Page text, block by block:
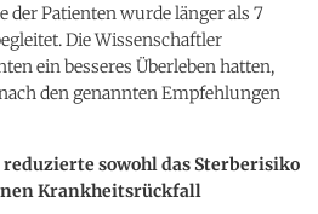
der Patienten wurde länger als 7
Die Wissenschaftler
ein besseres Überleben hatten,
den genannten Empfehlungen
sowohl das Sterberisiko
Krankheitsrückfall